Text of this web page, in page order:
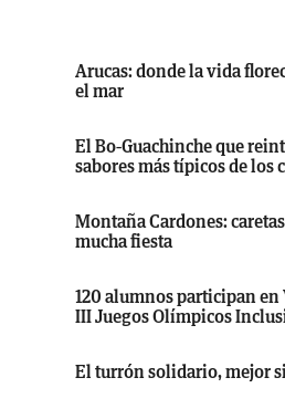
Arucas: donde la vida
el mar
El Bo-Guachinche que
sabores más típicos de los
Montaña Cardones:
mucha fiesta
120 alumnos participan
III Juegos Olímpicos
El turrón solidario, mejor